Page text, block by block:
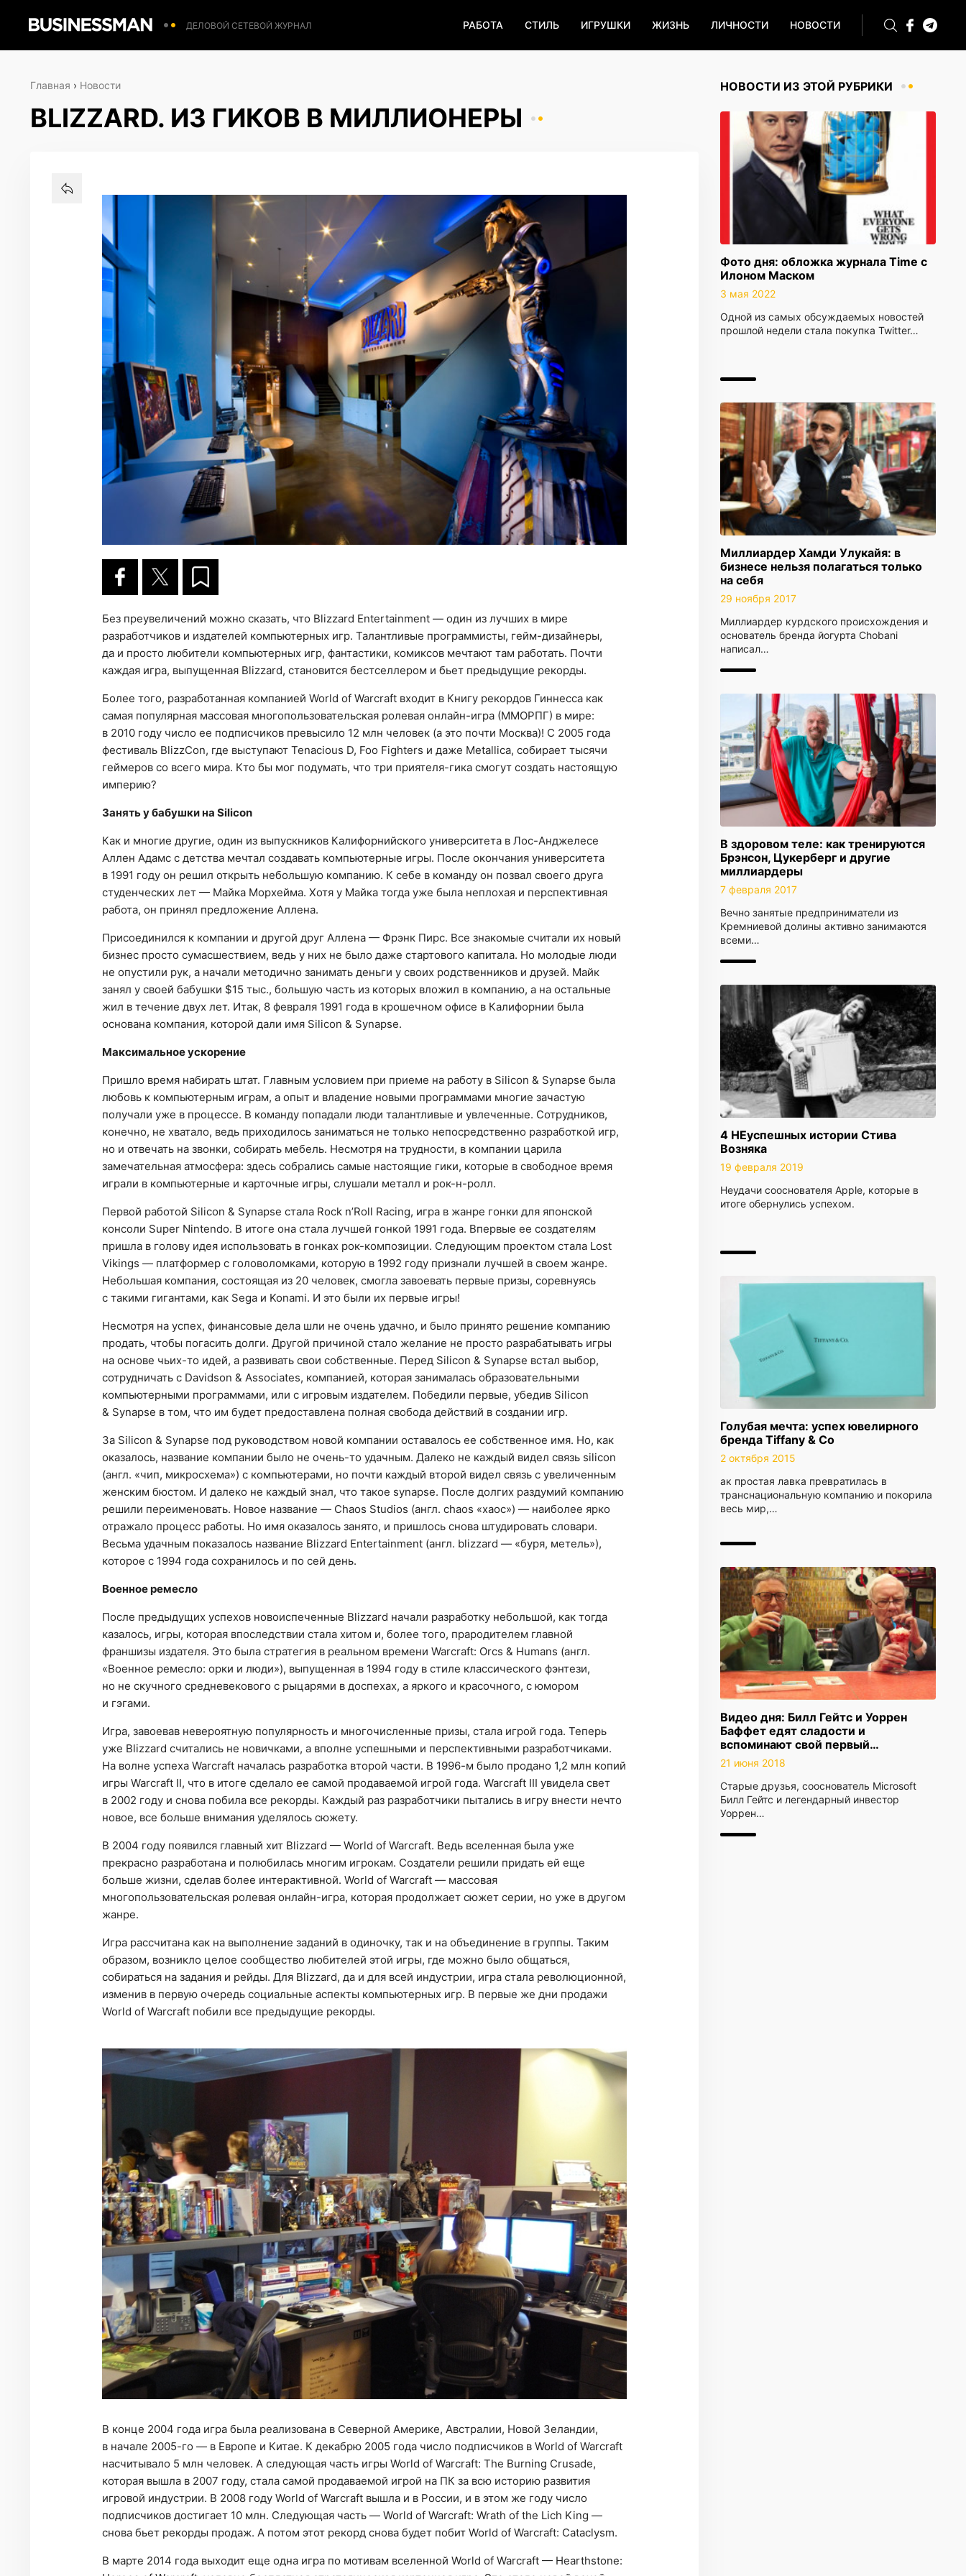
ДЕЛОВОЙ СЕТЕВОЙ ЖУРНАЛ РАБОТА СТИЛЬ ИГРУШКИ ЖИЗНЬ ЛИЧНОСТИ НОВОСТИ
НОВОСТИ ИЗ ЭТОЙ РУБРИКИ
Фото дня: обложка журнала Time с
Илоном Маском
3 мая 2022
Одной из самых обсуждаемых новостей
прошлой недели стала покупка Twitter…
Миллиардер Хамди Улукайя: в
бизнесе нельзя полагаться только
на себя
29 ноября 2017
Миллиардер курдского происхождения и
основатель бренда йогурта Chobani
написал…
В здоровом теле: как тренируются
Брэнсон, Цукерберг и другие
миллиардеры
7 февраля 2017
Вечно занятые предприниматели из
Кремниевой долины активно занимаются
всеми…
4 НЕуспешных истории Стива
Возняка
19 февраля 2019
Неудачи сооснователя Apple, которые в
итоге обернулись успехом.
Голубая мечта: успех ювелирного
бренда Tiffany & Co
2 октября 2015
ак простая лавка превратилась в
транснациональную компанию и покорила
весь мир,…
Видео дня: Билл Гейтс и Уоррен
Баффет едят сладости и
вспоминают свой первый…
21 июня 2018
Старые друзья, сооснователь Microsoft
Билл Гейтс и легендарный инвестор
Уоррен…
Главная › Новости
BLIZZARD. ИЗ ГИКОВ В МИЛЛИОНЕРЫ
Без преувеличений можно сказать, что Blizzard Entertainment — один из лучших в мире
разработчиков и издателей компьютерных игр. Талантливые программисты, гейм-дизайнеры,
да и просто любители компьютерных игр, фантастики, комиксов мечтают там работать. Почти
каждая игра, выпущенная Blizzard, становится бестселлером и бьет предыдущие рекорды.
Более того, разработанная компанией World of Warcraft входит в Книгу рекордов Гиннесса как
самая популярная массовая многопользовательская ролевая онлайн-игра (ММОРПГ) в мире:
в 2010 году число ее подписчиков превысило 12 млн человек (а это почти Москва)! С 2005 года
фестиваль BlizzCon, где выступают Tenacious D, Foo Fighters и даже Metallica, собирает тысячи
геймеров со всего мира. Кто бы мог подумать, что три приятеля-гика смогут создать настоящую
империю?
Занять у бабушки на Silicon
Как и многие другие, один из выпускников Калифорнийского университета в Лос-Анджелесе
Аллен Адамс с детства мечтал создавать компьютерные игры. После окончания университета
в 1991 году он решил открыть небольшую компанию. К себе в команду он позвал своего друга
студенческих лет — Майка Морхейма. Хотя у Майка тогда уже была неплохая и перспективная
работа, он принял предложение Аллена.
Присоединился к компании и другой друг Аллена — Фрэнк Пирс. Все знакомые считали их новый
бизнес просто сумасшествием, ведь у них не было даже стартового капитала. Но молодые люди
не опустили рук, а начали методично занимать деньги у своих родственников и друзей. Майк
занял у своей бабушки $15 тыс., большую часть из которых вложил в компанию, а на остальные
жил в течение двух лет. Итак, 8 февраля 1991 года в крошечном офисе в Калифорнии была
основана компания, которой дали имя Silicon & Synapse.
Максимальное ускорение
Пришло время набирать штат. Главным условием при приеме на работу в Silicon & Synapse была
любовь к компьютерным играм, а опыт и владение новыми программами многие зачастую
получали уже в процессе. В команду попадали люди талантливые и увлеченные. Сотрудников,
конечно, не хватало, ведь приходилось заниматься не только непосредственно разработкой игр,
но и отвечать на звонки, собирать мебель. Несмотря на трудности, в компании царила
замечательная атмосфера: здесь собрались самые настоящие гики, которые в свободное время
играли в компьютерные и карточные игры, слушали металл и рок-н-ролл.
Первой работой Silicon & Synapse стала Rock n’Roll Racing, игра в жанре гонки для японской
консоли Super Nintendo. В итоге она стала лучшей гонкой 1991 года. Впервые ее создателям
пришла в голову идея использовать в гонках рок-композиции. Следующим проектом стала Lost
Vikings — платформер с головоломками, которую в 1992 году признали лучшей в своем жанре.
Небольшая компания, состоящая из 20 человек, смогла завоевать первые призы, соревнуясь
с такими гигантами, как Sega и Konami. И это были их первые игры!
Несмотря на успех, финансовые дела шли не очень удачно, и было принято решение компанию
продать, чтобы погасить долги. Другой причиной стало желание не просто разрабатывать игры
на основе чьих-то идей, а развивать свои собственные. Перед Silicon & Synapse встал выбор,
сотрудничать с Davidson & Associates, компанией, которая занималась образовательными
компьютерными программами, или с игровым издателем. Победили первые, убедив Silicon
& Synapse в том, что им будет предоставлена полная свобода действий в создании игр.
За Silicon & Synapse под руководством новой компании оставалось ее собственное имя. Но, как
оказалось, название компании было не очень-то удачным. Далеко не каждый видел связь silicon
(англ. «чип, микросхема») с компьютерами, но почти каждый второй видел связь с увеличенным
женским бюстом. И далеко не каждый знал, что такое synapse. После долгих раздумий компанию
решили переименовать. Новое название — Chaos Studios (англ. chaos «хаос») — наиболее ярко
отражало процесс работы. Но имя оказалось занято, и пришлось снова штудировать словари.
Весьма удачным показалось название Blizzard Entertainment (англ. blizzard — «буря, метель»),
которое с 1994 года сохранилось и по сей день.
Военное ремесло
После предыдущих успехов новоиспеченные Blizzard начали разработку небольшой, как тогда
казалось, игры, которая впоследствии стала хитом и, более того, прародителем главной
франшизы издателя. Это была стратегия в реальном времени Warcraft: Orcs & Humans (англ.
«Военное ремесло: орки и люди»), выпущенная в 1994 году в стиле классического фэнтези,
но не скучного средневекового с рыцарями в доспехах, а яркого и красочного, с юмором
и гэгами.
Игра, завоевав невероятную популярность и многочисленные призы, стала игрой года. Теперь
уже Blizzard считались не новичками, а вполне успешными и перспективными разработчиками.
На волне успеха Warcraft началась разработка второй части. В 1996-м было продано 1,2 млн копий
игры Warcraft II, что в итоге сделало ее самой продаваемой игрой года. Warcraft III увидела свет
в 2002 году и снова побила все рекорды. Каждый раз разработчики пытались в игру внести нечто
новое, все больше внимания уделялось сюжету.
В 2004 году появился главный хит Blizzard — World of Warcraft. Ведь вселенная была уже
прекрасно разработана и полюбилась многим игрокам. Создатели решили придать ей еще
больше жизни, сделав более интерактивной. World of Warcraft — массовая
многопользовательская ролевая онлайн-игра, которая продолжает сюжет серии, но уже в другом
жанре.
Игра рассчитана как на выполнение заданий в одиночку, так и на объединение в группы. Таким
образом, возникло целое сообщество любителей этой игры, где можно было общаться,
собираться на задания и рейды. Для Blizzard, да и для всей индустрии, игра стала революционной,
изменив в первую очередь социальные аспекты компьютерных игр. В первые же дни продажи
World of Warcraft побили все предыдущие рекорды.
В конце 2004 года игра была реализована в Северной Америке, Австралии, Новой Зеландии,
в начале 2005-го — в Европе и Китае. К декабрю 2005 года число подписчиков в World of Warcraft
насчитывало 5 млн человек. А следующая часть игры World of Warcraft: The Burning Crusade,
которая вышла в 2007 году, стала самой продаваемой игрой на ПК за всю историю развития
игровой индустрии. В 2008 году World of Warcraft вышла и в России, и в этом же году число
подписчиков достигает 10 млн. Следующая часть — World of Warcraft: Wrath of the Lich King —
снова бьет рекорды продаж. А потом этот рекорд снова будет побит World of Warcraft: Cataclysm.
В марте 2014 года выходит еще одна игра по мотивам вселенной World of Warcraft — Hearthstone: